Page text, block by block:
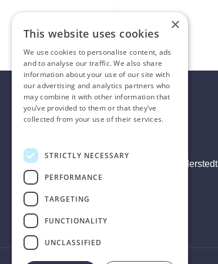
Hans-Böckler-Ring 53, 22851 Norderstedt
+49 (0) 40 6092660
info@outletcars.gmbh
×
This website uses cookies
We use cookies to personalise content, ads
and to analyse our traffic. We also share
information about your use of our site with
our advertising and analytics partners who
may combine it with other information that
you’ve provided to them or that they’ve
collected from your use of their services.
STRICTLY NECESSARY
PERFORMANCE
TARGETING
FUNCTIONALITY
UNCLASSIFIED